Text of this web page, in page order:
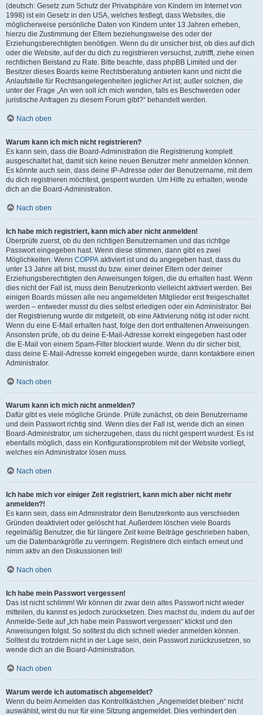
(deutsch: Gesetz zum Schutz der Privatsphäre von Kindern im Internet von
1998) ist ein Gesetz in den USA, welches festlegt, dass Websites, die
möglicherweise persönliche Daten von Kindern unter 13 Jahren erheben,
hierzu die Zustimmung der Eltern beziehungsweise des oder der
Erziehungsberechtigten benötigen. Wenn du dir unsicher bist, ob dies auf dich
oder die Website, auf der du dich zu registrieren versuchst, zutrifft, ziehe einen
rechtlichen Beistand zu Rate. Bitte beachte, dass phpBB Limited und der
Besitzer dieses Boards keine Rechtsberatung anbieten kann und nicht die
Anlaufstelle für Rechtsangelegenheiten jeglicher Art ist; außer solchen, die
unter der Frage „An wen soll ich mich wenden, falls es Beschwerden oder
juristische Anfragen zu diesem Forum gibt?“ behandelt werden.
Nach oben
Warum kann ich mich nicht registrieren?
Es kann sein, dass die Board-Administration die Registrierung komplett
ausgeschaltet hat, damit sich keine neuen Benutzer mehr anmelden können.
Es könnte auch sein, dass deine IP-Adresse oder der Benutzername, mit dem
du dich registrieren möchtest, gesperrt wurden. Um Hilfe zu erhalten, wende
dich an die Board-Administration.
Nach oben
Ich habe mich registriert, kann mich aber nicht anmelden!
Überprüfe zuerst, ob du den richtigen Benutzernamen und das richtige
Passwort eingegeben hast. Wenn diese stimmen, dann gibt es zwei
Möglichkeiten. Wenn COPPA aktiviert ist und du angegeben hast, dass du
unter 13 Jahre alt bist, musst du bzw. einer deiner Eltern oder deiner
Erziehungsberechtigten den Anweisungen folgen, die du erhalten hast. Wenn
dies nicht der Fall ist, muss dein Benutzerkonto vielleicht aktiviert werden. Bei
einigen Boards müssen alle neu angemeldeten Mitglieder erst freigeschaltet
werden – entweder musst du dies selbst erledigen oder ein Administrator. Bei
der Registrierung wurde dir mitgeteilt, ob eine Aktivierung nötig ist oder nicht.
Wenn du eine E-Mail erhalten hast, folge den dort enthaltenen Anweisungen.
Ansonsten prüfe, ob du deine E-Mail-Adresse korrekt eingegeben hast oder
die E-Mail von einem Spam-Filter blockiert wurde. Wenn du dir sicher bist,
dass deine E-Mail-Adresse korrekt eingegeben wurde, dann kontaktiere einen
Administrator.
Nach oben
Warum kann ich mich nicht anmelden?
Dafür gibt es viele mögliche Gründe. Prüfe zunächst, ob dein Benutzername
und dein Passwort richtig sind. Wenn dies der Fall ist, wende dich an einen
Board-Administrator, um sicherzugehen, dass du nicht gesperrt wurdest. Es ist
ebenfalls möglich, dass ein Konfigurationsproblem mit der Website vorliegt,
welches ein Administrator lösen muss.
Nach oben
Ich habe mich vor einiger Zeit registriert, kann mich aber nicht mehr
anmelden?!
Es kann sein, dass ein Administrator dein Benutzerkonto aus verschieden
Gründen deaktiviert oder gelöscht hat. Außerdem löschen viele Boards
regelmäßig Benutzer, die für längere Zeit keine Beiträge geschrieben haben,
um die Datenbankgröße zu verringern. Registriere dich einfach erneut und
nimm aktiv an den Diskussionen teil!
Nach oben
Ich habe mein Passwort vergessen!
Das ist nicht schlimm! Wir können dir zwar dein altes Passwort nicht wieder
mitteilen, du kannst es jedoch zurücksetzen. Dies machst du, indem du auf der
Anmelde-Seite auf „Ich habe mein Passwort vergessen“ klickst und den
Anweisungen folgst. So solltest du dich schnell wieder anmelden können.
Solltest du trotzdem nicht in der Lage sein, dein Passwort zurückzusetzen, so
wende dich an die Board-Administration.
Nach oben
Warum werde ich automatisch abgemeldet?
Wenn du beim Anmelden das Kontrollkästchen „Angemeldet bleiben“ nicht
auswählst, wirst du nur für eine Sitzung angemeldet. Dies verhindert den